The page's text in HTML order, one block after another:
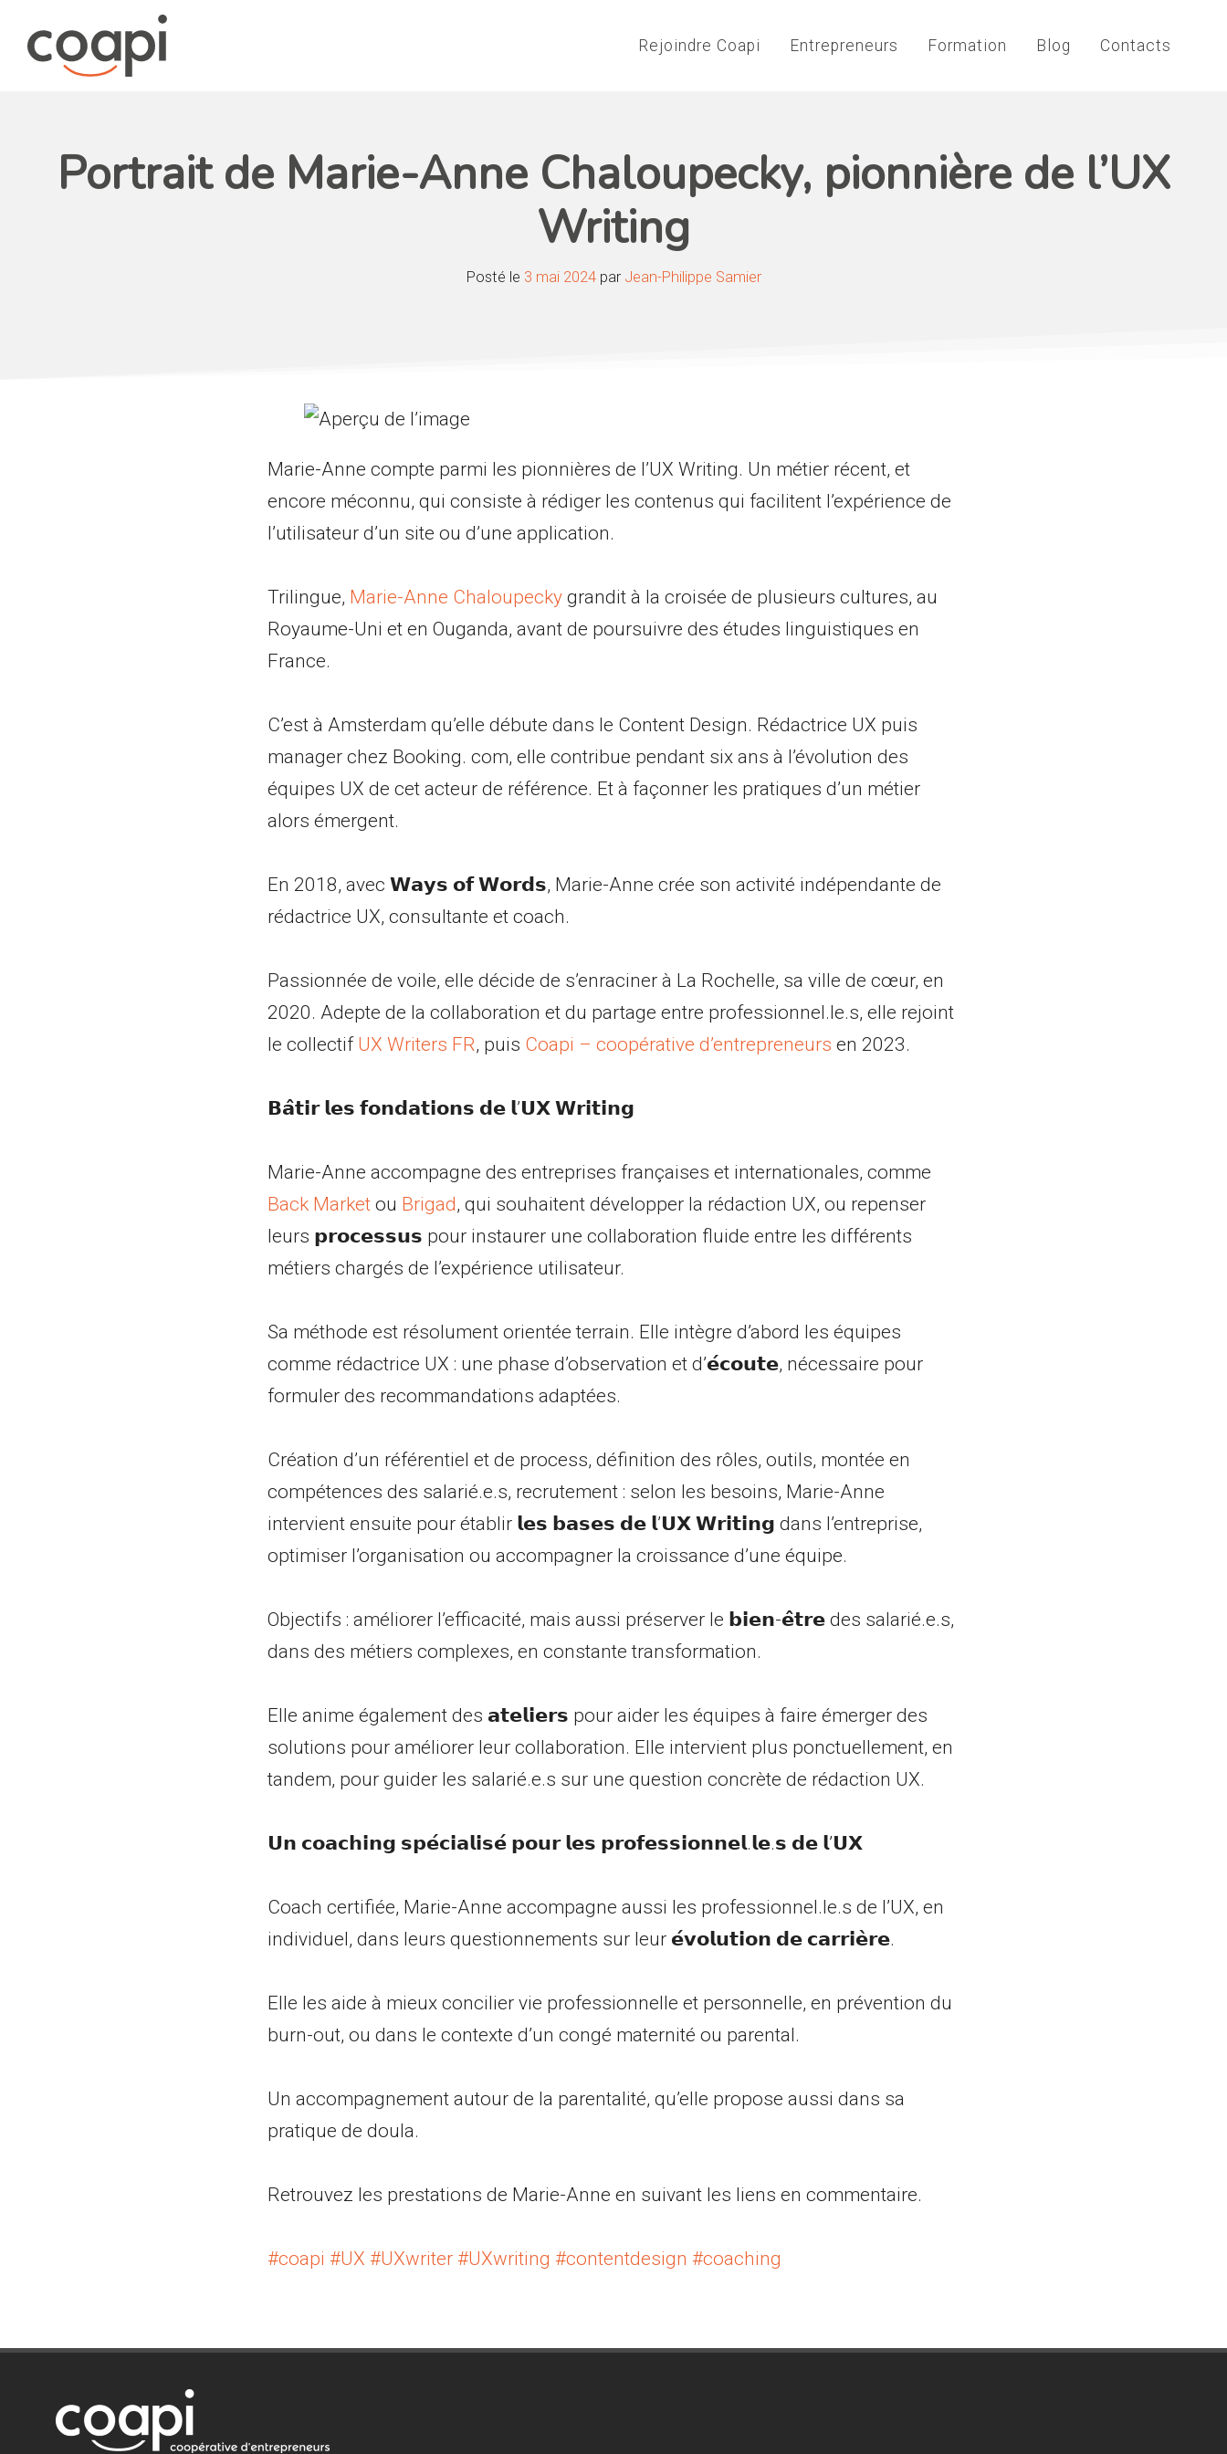
Rejoindre Coapi Entrepreneurs Formation Blog Contacts
Portrait de Marie-Anne Chaloupecky, pionnière de l’UX
Writing
Posté le 3 mai 2024par Jean-Philippe Samier
Marie-Anne compte parmi les pionnières de l’UX Writing. Un métier récent, et
encore méconnu, qui consiste à rédiger les contenus qui facilitent l’expérience de
l’utilisateur d’un site ou d’une application.
Trilingue, Marie-Anne Chaloupeckygrandit à la croisée de plusieurs cultures, au
Royaume-Uni et en Ouganda, avant de poursuivre des études linguistiques en
France.
C’est à Amsterdam qu’elle débute dans le Content Design. Rédactrice UX puis
manager chez Booking. com, elle contribue pendant six ans à l’évolution des
équipes UX de cet acteur de référence. Et à façonner les pratiques d’un métier
alors émergent.
En 2018, avec 𝗪𝗮𝘆𝘀 𝗼𝗳 𝗪𝗼𝗿𝗱𝘀, Marie-Anne crée son activité indépendante de
rédactrice UX, consultante et coach.
Passionnée de voile, elle décide de s’enraciner à La Rochelle, sa ville de cœur, en
2020. Adepte de la collaboration et du partage entre professionnel.le.s, elle rejoint
le collectif UX Writers FR, puis Coapi – coopérative d’entrepreneurs en 2023.
𝗕𝗮̂𝘁𝗶𝗿 𝗹𝗲𝘀 𝗳𝗼𝗻𝗱𝗮𝘁𝗶𝗼𝗻𝘀 𝗱𝗲 𝗹’𝗨𝗫 𝗪𝗿𝗶𝘁𝗶𝗻𝗴
Marie-Anne accompagne des entreprises françaises et internationales, comme
Back Marketou Brigad, qui souhaitent développer la rédaction UX, ou repenser
leurs 𝗽𝗿𝗼𝗰𝗲𝘀𝘀𝘂𝘀 pour instaurer une collaboration fluide entre les différents
métiers chargés de l’expérience utilisateur.
Sa méthode est résolument orientée terrain. Elle intègre d’abord les équipes
comme rédactrice UX : une phase d’observation et d’𝗲́𝗰𝗼𝘂𝘁𝗲, nécessaire pour
formuler des recommandations adaptées.
Création d’un référentiel et de process, définition des rôles, outils, montée en
compétences des salarié.e.s, recrutement : selon les besoins, Marie-Anne
intervient ensuite pour établir 𝗹𝗲𝘀 𝗯𝗮𝘀𝗲𝘀 𝗱𝗲 𝗹’𝗨𝗫 𝗪𝗿𝗶𝘁𝗶𝗻𝗴 dans l’entreprise,
optimiser l’organisation ou accompagner la croissance d’une équipe.
Objectifs : améliorer l’efficacité, mais aussi préserver le 𝗯𝗶𝗲𝗻-𝗲̂𝘁𝗿𝗲 des salarié.e.s,
dans des métiers complexes, en constante transformation.
Elle anime également des 𝗮𝘁𝗲𝗹𝗶𝗲𝗿𝘀 pour aider les équipes à faire émerger des
solutions pour améliorer leur collaboration. Elle intervient plus ponctuellement, en
tandem, pour guider les salarié.e.s sur une question concrète de rédaction UX.
𝗨𝗻 𝗰𝗼𝗮𝗰𝗵𝗶𝗻𝗴 𝘀𝗽𝗲́𝗰𝗶𝗮𝗹𝗶𝘀𝗲́ 𝗽𝗼𝘂𝗿 𝗹𝗲𝘀 𝗽𝗿𝗼𝗳𝗲𝘀𝘀𝗶𝗼𝗻𝗻𝗲𝗹.𝗹𝗲.𝘀 𝗱𝗲 𝗹’𝗨𝗫
Coach certifiée, Marie-Anne accompagne aussi les professionnel.le.s de l’UX, en
individuel, dans leurs questionnements sur leur 𝗲́𝘃𝗼𝗹𝘂𝘁𝗶𝗼𝗻 𝗱𝗲 𝗰𝗮𝗿𝗿𝗶𝗲̀𝗿𝗲.
Elle les aide à mieux concilier vie professionnelle et personnelle, en prévention du
burn-out, ou dans le contexte d’un congé maternité ou parental.
Un accompagnement autour de la parentalité, qu’elle propose aussi dans sa
pratique de doula.
Retrouvez les prestations de Marie-Anne en suivant les liens en commentaire.
#coapi #UX #UXwriter #UXwriting #contentdesign #coaching